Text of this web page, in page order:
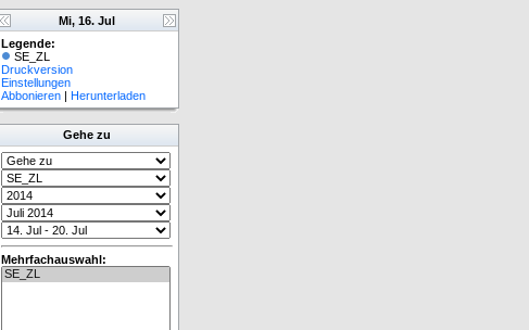
Mi, 16. Jul
Legende:
SE_ZL
Druckversion
Einstellungen
Abbonieren | Herunterladen
Gehe zu
Mehrfachauswahl: